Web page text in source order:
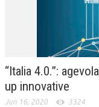
PENALE
“Italia 4.0.”:
up innovative
Jun 16, 2020 3324